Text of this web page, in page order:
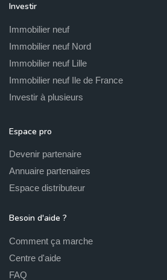
Investir
Immobilier neuf
Immobilier neuf Nord
Immobilier neuf Lille
Immobilier neuf Ile de France
Investir à plusieurs
Espace pro
Devenir partenaire
Annuaire partenaires
Espace distributeur
Besoin d'aide ?
Comment ça marche
Centre d'aide
FAQ